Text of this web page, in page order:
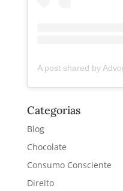
Categorias
Blog
Chocolate
Consumo Consciente
Direito